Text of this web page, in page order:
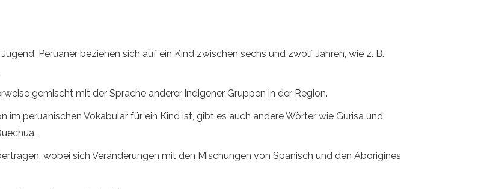
Peruaner beziehen sich auf ein Kind zwischen sechs und zwölf Jahren, wie z. B.
gemischt mit der Sprache anderer indigener Gruppen in der Region.
peruanischen Vokabular für ein Kind ist, gibt es auch andere Wörter wie Gurisa und
wobei sich Veränderungen mit den Mischungen von Spanisch und den Aborigines